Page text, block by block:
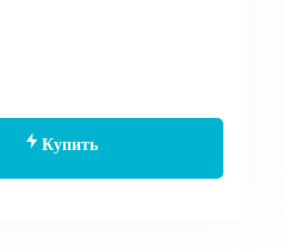
Купить